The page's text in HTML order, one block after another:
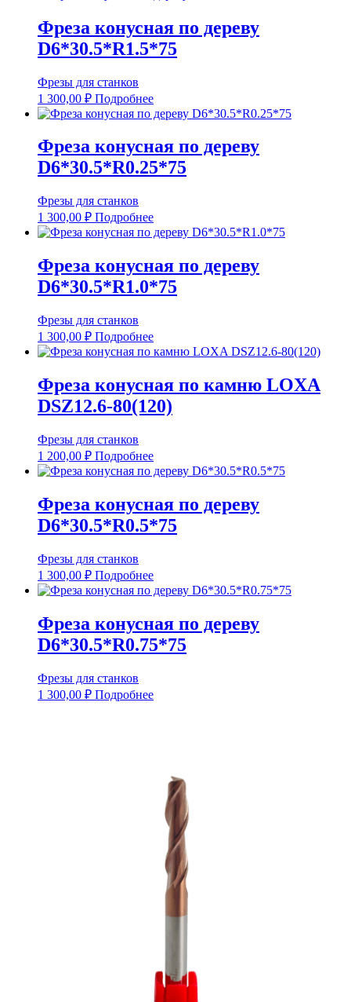
Фреза конусная по дереву
D6*30.5*R1.5*75
Фрезы для станков
1 300,00 ₽ Подробнее
Фреза конусная по дереву
D6*30.5*R0.25*75
Фрезы для станков
1 300,00 ₽ Подробнее
Фреза конусная по дереву
D6*30.5*R1.0*75
Фрезы для станков
1 300,00 ₽ Подробнее
Фреза конусная по камню LOXA
DSZ12.6-80(120)
Фрезы для станков
1 200,00 ₽ Подробнее
Фреза конусная по дереву
D6*30.5*R0.5*75
Фрезы для станков
1 300,00 ₽ Подробнее
Фреза конусная по дереву
D6*30.5*R0.75*75
Фрезы для станков
1 300,00 ₽ Подробнее